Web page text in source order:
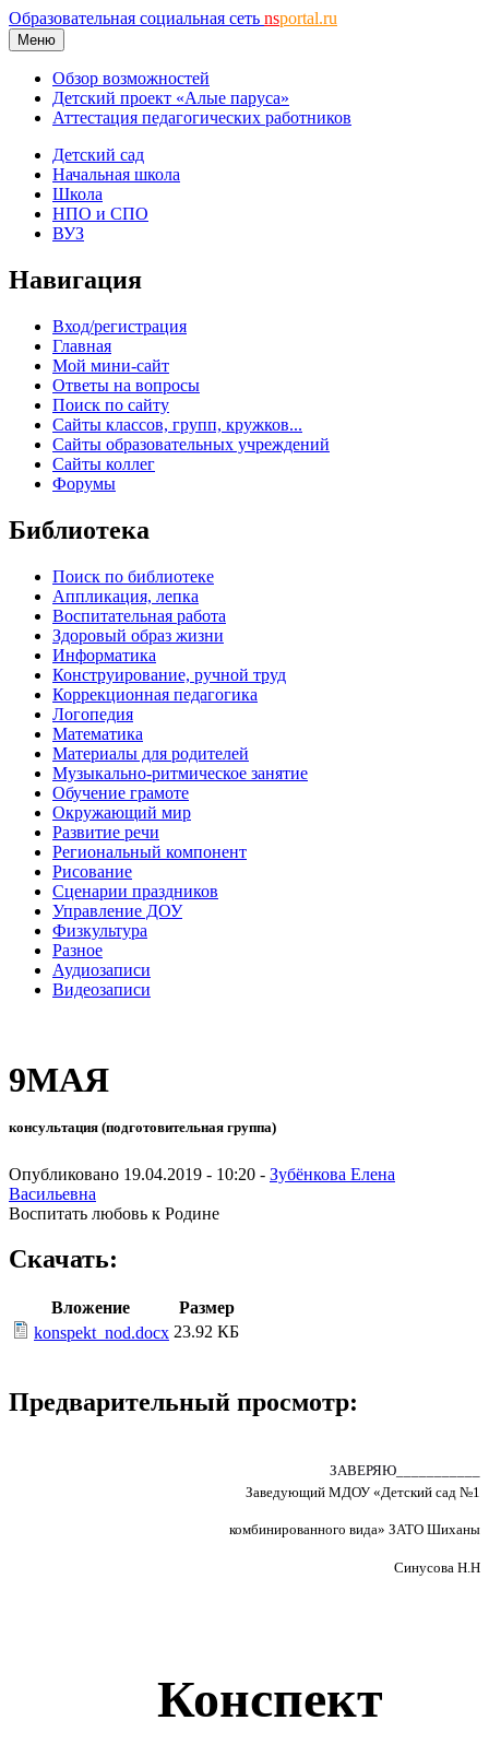
Образовательная социальная сеть nsportal.ru
Меню
Обзор возможностей
Детский проект «Алые паруса»
Аттестация педагогических работников
Детский сад
Начальная школа
Школа
НПО и СПО
ВУЗ
Навигация
Вход/регистрация
Главная
Мой мини-сайт
Ответы на вопросы
Поиск по сайту
Сайты классов, групп, кружков...
Сайты образовательных учреждений
Сайты коллег
Форумы
Библиотека
Поиск по библиотеке
Аппликация, лепка
Воспитательная работа
Здоровый образ жизни
Информатика
Конструирование, ручной труд
Коррекционная педагогика
Логопедия
Математика
Материалы для родителей
Музыкально-ритмическое занятие
Обучение грамоте
Окружающий мир
Развитие речи
Региональный компонент
Рисование
Сценарии праздников
Управление ДОУ
Физкультура
Разное
Аудиозаписи
Видеозаписи
9МАЯ
консультация (подготовительная группа)
Опубликовано 19.04.2019 - 10:20 - Зубёнкова Елена
Васильевна
Воспитать любовь к Родине
Скачать:
Вложение
Размер
konspekt_nod.docx 23.92 КБ
Предварительный просмотр:
ЗАВЕРЯЮ___________
Заведующий МДОУ «Детский сад №1
комбинированного вида» ЗАТО Шиханы
Синусова Н.Н
Конспект